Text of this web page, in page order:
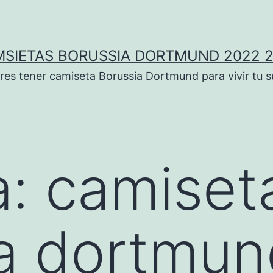
BORUSSIA DORTMUND 2022
tener camiseta Borussia Dortmund para vivir tu